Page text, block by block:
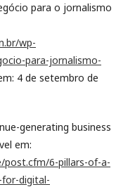
para o jornalismo
wp-
para-jornalismo-
4 de setembro de
generating business
em:
6-pillars-of-a-
for-digital-